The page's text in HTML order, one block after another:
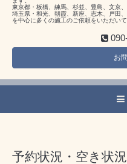
東京都・板橋、練馬、杉並、豊島、文京
埼玉県・和光、朝霞、新座、志木、戸田
を中心に多くの施工のご依頼をいただい
お
予約状況・空き状況